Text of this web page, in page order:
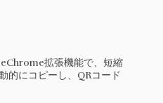
拡張機能で、短縮
的にコピーし、QRコード